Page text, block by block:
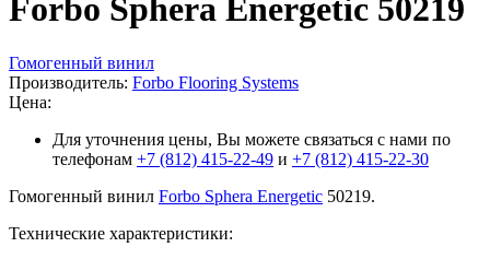
Forbo Sphera Energetic 50219
Гомогенный винил
Производитель: Forbo Flooring Systems
Цена:
Для уточнения цены, Вы можете связаться с нами по
телефонам +7 (812) 415-22-49 и +7 (812) 415-22-30
Гомогенный винил Forbo Sphera Energetic 50219.
Технические характеристики: